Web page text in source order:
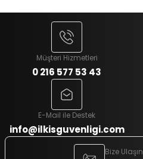
Müşteri Hizmetleri
0 216 577 53 43
E-Mail ile Destek
info@ilkisguvenligi.com
Bize Ulaşın